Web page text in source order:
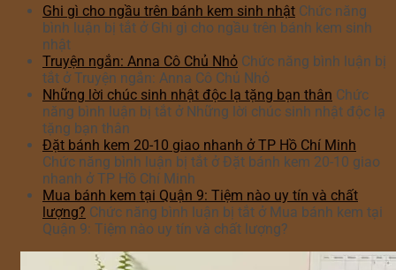
Ghi gì cho ngầu trên bánh kem sinh nhật Chức năng
bình luận bị tắt ở Ghi gì cho ngầu trên bánh kem sinh
nhật
Truyện ngắn: Anna Cô Chủ Nhỏ Chức năng bình luận bị
tắt ở Truyện ngắn: Anna Cô Chủ Nhỏ
Những lời chúc sinh nhật độc lạ tặng bạn thân Chức
năng bình luận bị tắt ở Những lời chúc sinh nhật độc lạ
tặng bạn thân
Đặt bánh kem 20-10 giao nhanh ở TP Hồ Chí Minh
Chức năng bình luận bị tắt ở Đặt bánh kem 20-10 giao
nhanh ở TP Hồ Chí Minh
Mua bánh kem tại Quận 9: Tiệm nào uy tín và chất
lượng? Chức năng bình luận bị tắt ở Mua bánh kem tại
Quận 9: Tiệm nào uy tín và chất lượng?